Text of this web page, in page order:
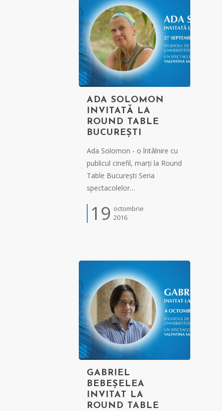
ADA SOLOMON
INVITATĂ LA
ROUND TABLE
BUCUREȘTI
Ada Solomon - o întâlnire cu
publicul cinefil, marți la Round
Table București Seria
spectacolelor…
19 octombrie
2016
GABRIEL
BEBEȘELEA
INVITAT LA
ROUND TABLE